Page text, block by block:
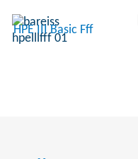
HPE III Basic Fff